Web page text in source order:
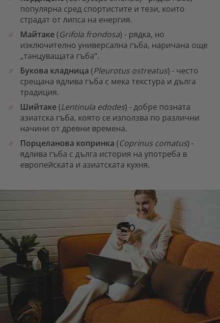
популярна сред спортистите и тези, които
страдат от липса на енергия.
Майтаке(Grifola frondosa) - рядка, но
изключително универсална гъба, наричана още
„танцуващата гъба“.
Букова кладница (Pleurotus ostreatus) - често
срещана ядлива гъба с мека текстура и дълга
традиция.
Шийтаке(Lentinula edodes) - добре позната
азиатска гъба, която се използва по различни
начини от древни времена.
Порцеланова копринка (Coprinus comatus) -
ядлива гъба с дълга история на употреба в
европейската и азиатската кухня.